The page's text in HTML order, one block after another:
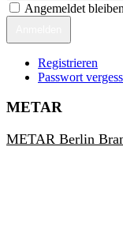
Angemeldet bleiben
Registrieren
Passwort
METAR
METAR Berlin